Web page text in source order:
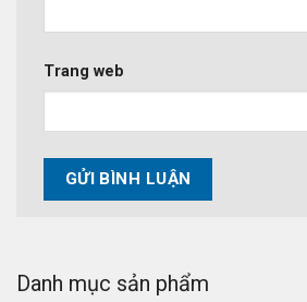
Danh mục sản phẩm
Trang web